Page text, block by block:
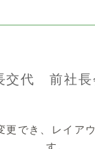
交代 前社長
更でき、レイア
す。